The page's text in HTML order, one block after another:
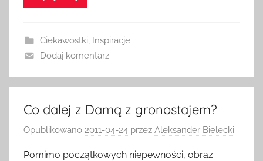
Ciekawostki Inspiracje
Dodaj komentarz
Co dalej z Damą z gronostajem?
Opublikowano 2011-04-24 przez Aleksander Bielecki
Pomimo początkowych niepewności, obraz